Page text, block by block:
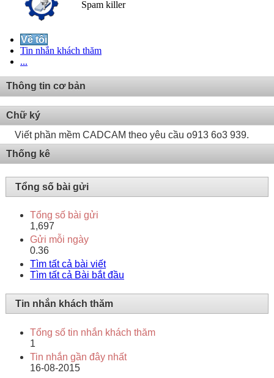
Spam killer
Về tôi
Tin nhắn khách thăm
...
Thông tin cơ bản
Chữ ký
Viết phần mềm CADCAM theo yêu cầu o913 6o3 939.
Thống kê
Tổng số bài gửi
Tổng số bài gửi
1,697
Gửi mỗi ngày
0.36
Tìm tất cả bài viết
Tìm tất cả Bài bắt đầu
Tin nhắn khách thăm
Tổng số tin nhắn khách thăm
1
Tin nhắn gần đây nhất
16-08-2015